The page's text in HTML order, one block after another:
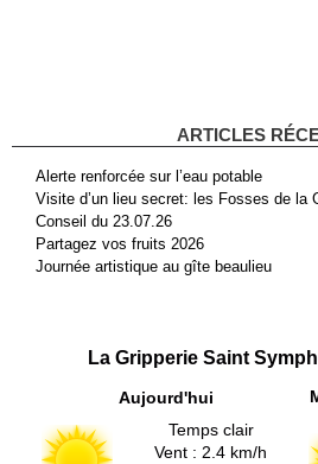
ARTICLES
Alerte renforcée sur l’eau potable
Visite d’un lieu secret: les Fosses de la
Conseil du 23.07.26
Partagez vos fruits 2026
Journée artistique au gîte beaulieu
La Gripperie Saint
Aujourd'hui
Temps clair
Vent : 2.4 km/h